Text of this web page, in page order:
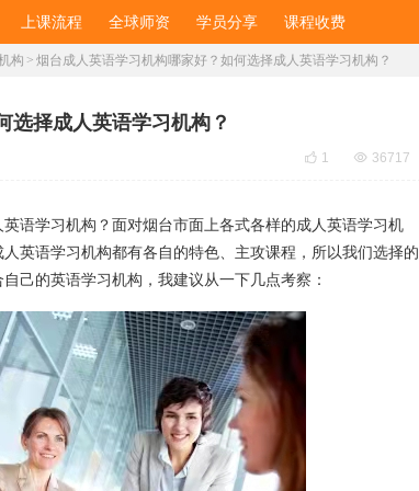
上课流程 全球师资 学员分享 课程收费
构 > 烟台成人英语学习机构哪家好？如何选择成人英语学习机构？
选择成人英语学习机构？
 1  36717
语学习机构？面对烟台市面上各式各样的成人英语学习机
英语学习机构都有各自的特色、主攻课程，所以我们选择的
己的英语学习机构，我建议从一下几点考察：